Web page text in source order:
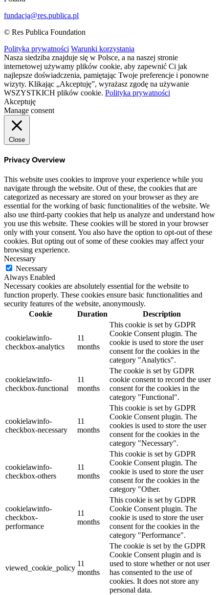
fundacja@res.publica.pl
© Res Publica Foundation
Polityka prywatności Warunki korzystania
Nasza siedziba znajduje się w Polsce, a na naszej stronie
internetowej używamy plików cookie, aby zapewnić Ci jak
najlepsze doświadczenia, pamiętając Twoje preferencje i ponowne
wizyty. Klikając „Akceptuję”, wyrażasz zgodę na używanie
WSZYSTKICH plików cookie. Polityka prywatności
Akceptuję
Manage consent
Close
Privacy Overview
This website uses cookies to improve your experience while you
navigate through the website. Out of these, the cookies that are
categorized as necessary are stored on your browser as they are
essential for the working of basic functionalities of the website. We
also use third-party cookies that help us analyze and understand how
you use this website. These cookies will be stored in your browser
only with your consent. You also have the option to opt-out of these
cookies. But opting out of some of these cookies may affect your
browsing experience.
Necessary
Necessary
Always Enabled
Necessary cookies are absolutely essential for the website to
function properly. These cookies ensure basic functionalities and
security features of the website, anonymously.
Cookie
Duration Description
cookielawinfo-
checkbox-analytics
11
months
This cookie is set by GDPR
Cookie Consent plugin. The
cookie is used to store the user
consent for the cookies in the
category "Analytics".
cookielawinfo-
checkbox-functional
11
months
The cookie is set by GDPR
cookie consent to record the user
consent for the cookies in the
category "Functional".
cookielawinfo-
checkbox-necessary
11
months
This cookie is set by GDPR
Cookie Consent plugin. The
cookies is used to store the user
consent for the cookies in the
category "Necessary".
cookielawinfo-
checkbox-others
11
months
This cookie is set by GDPR
Cookie Consent plugin. The
cookie is used to store the user
consent for the cookies in the
category "Other.
cookielawinfo-
checkbox-
performance
11
months
This cookie is set by GDPR
Cookie Consent plugin. The
cookie is used to store the user
consent for the cookies in the
category "Performance".
viewed_cookie_policy
11
months
The cookie is set by the GDPR
Cookie Consent plugin and is
used to store whether or not user
has consented to the use of
cookies. It does not store any
personal data.